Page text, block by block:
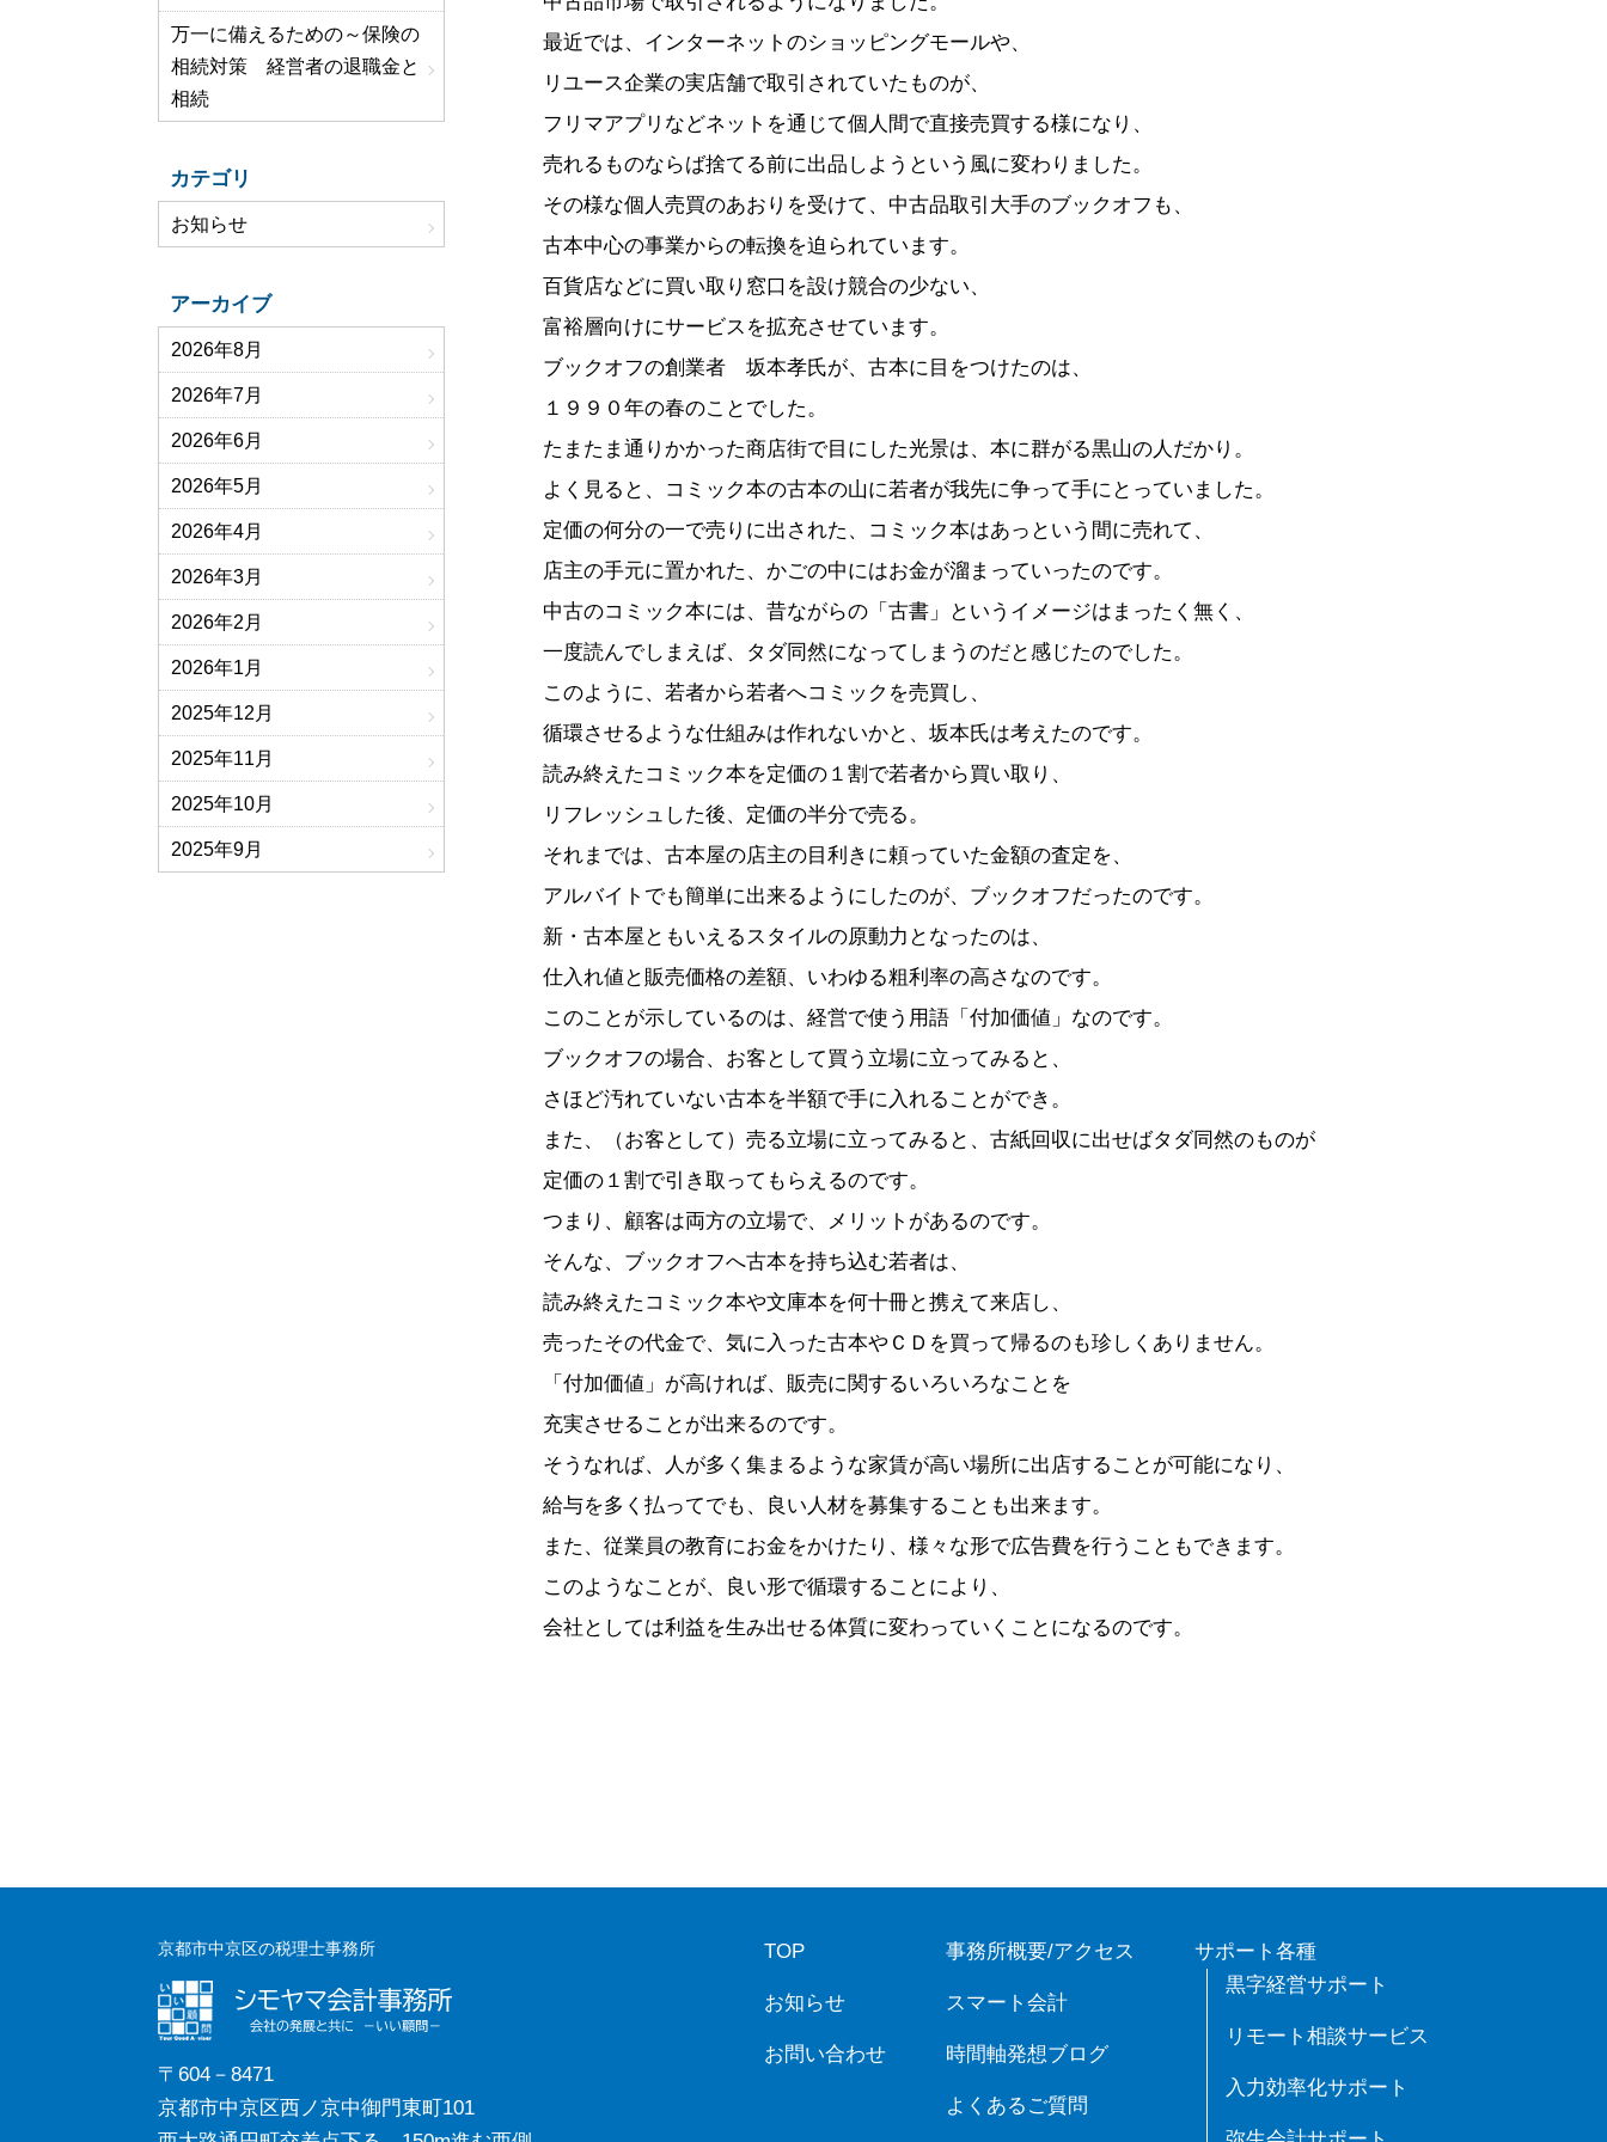
万一に備えるための～保険の
相続対策 経営者の退職金と
相続
カテゴリ
お知らせ
アーカイブ
2026年8月
2026年7月
2026年6月
2026年5月
2026年4月
2026年3月
2026年2月
2026年1月
2025年12月
2025年11月
2025年10月
2025年9月
最近では、インターネットのショッピングモールや、
リユース企業の実店舗で取引されていたものが、
フリマアプリなどネットを通じて個人間で直接売買する様になり、
売れるものならば捨てる前に出品しようという風に変わりました。
その様な個人売買のあおりを受けて、中古品取引大手のブックオフも、
古本中心の事業からの転換を迫られています。
百貨店などに買い取り窓口を設け競合の少ない、
富裕層向けにサービスを拡充させています。
ブックオフの創業者 坂本孝氏が、古本に目をつけたのは、
１９９０年の春のことでした。
たまたま通りかかった商店街で目にした光景は、本に群がる黒山の人だかり。
よく見ると、コミック本の古本の山に若者が我先に争って手にとっていました。
定価の何分の一で売りに出された、コミック本はあっという間に売れて、
店主の手元に置かれた、かごの中にはお金が溜まっていったのです。
中古のコミック本には、昔ながらの「古書」というイメージはまったく無く、
一度読んでしまえば、タダ同然になってしまうのだと感じたのでした。
このように、若者から若者へコミックを売買し、
循環させるような仕組みは作れないかと、坂本氏は考えたのです。
読み終えたコミック本を定価の１割で若者から買い取り、
リフレッシュした後、定価の半分で売る。
それまでは、古本屋の店主の目利きに頼っていた金額の査定を、
アルバイトでも簡単に出来るようにしたのが、ブックオフだったのです。
新・古本屋ともいえるスタイルの原動力となったのは、
仕入れ値と販売価格の差額、いわゆる粗利率の高さなのです。
このことが示しているのは、経営で使う用語「付加価値」なのです。
ブックオフの場合、お客として買う立場に立ってみると、
さほど汚れていない古本を半額で手に入れることができ。
また、（お客として）売る立場に立ってみると、古紙回収に出せばタダ同然のものが
定価の１割で引き取ってもらえるのです。
つまり、顧客は両方の立場で、メリットがあるのです。
そんな、ブックオフへ古本を持ち込む若者は、
読み終えたコミック本や文庫本を何十冊と携えて来店し、
売ったその代金で、気に入った古本やＣＤを買って帰るのも珍しくありません。
「付加価値」が高ければ、販売に関するいろいろなことを
充実させることが出来るのです。
そうなれば、人が多く集まるような家賃が高い場所に出店することが可能になり、
給与を多く払ってでも、良い人材を募集することも出来ます。
また、従業員の教育にお金をかけたり、様々な形で広告費を行うこともできます。
このようなことが、良い形で循環することにより、
会社としては利益を生み出せる体質に変わっていくことになるのです。
京都市中京区の税理士事務所
〒604－8471
京都市中京区西ノ京中御門東町101
TOP
お知らせ
お問い合わせ
事務所概要/アクセス
スマート会計
時間軸発想ブログ
よくあるご質問
サポート各種
黒字経営サポート
リモート相談サービス
入力効率化サポート